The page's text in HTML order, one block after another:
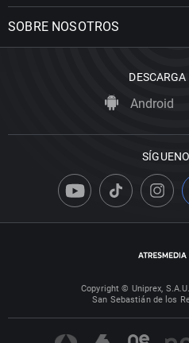
SOBRE NOSOTROS
Android
Copyright © Uniprex,
San Sebastián de los